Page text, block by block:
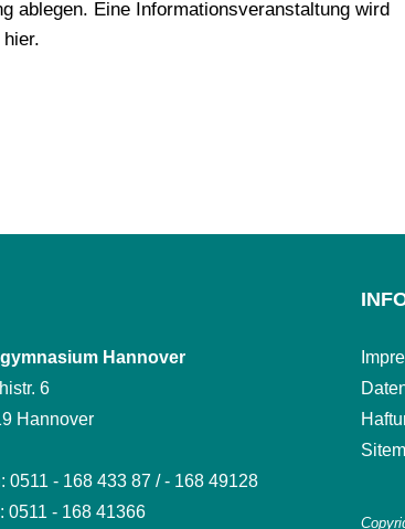
ablegen. Eine Informationsveranstaltung wird
Hannover
6
Hannover
0511 - 168 433 87 / - 168 49128
0511 - 168 41366